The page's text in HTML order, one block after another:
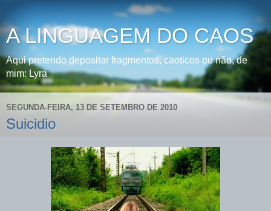
A LINGUAGEM DO CAOS
Aqui pretendo depositar fragmentos, caoticos ou não, de
mim: Lyra
SEGUNDA-FEIRA, 13 DE SETEMBRO DE 2010
Suicidio